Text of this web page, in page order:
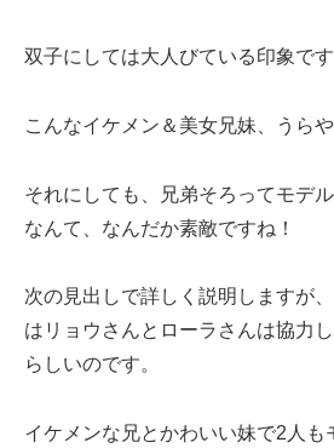
双子にしては大人びている印象です
こんなイケメン＆美女兄妹、うら
それにしても、兄弟そろってモデ
なんて、なんだか素敵ですね！
次の見出しで詳しく説明しますが
はリョウさんとローラさんは協力
らしいのです。
イケメンな兄とかわいい妹で2人も